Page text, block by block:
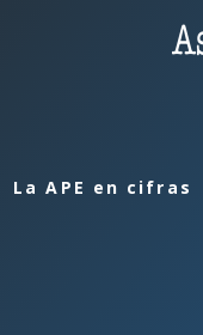
La APE en cifras